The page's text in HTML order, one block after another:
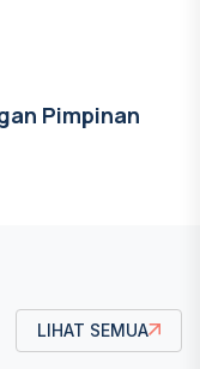
Pimpinan
LIHAT SEMUA